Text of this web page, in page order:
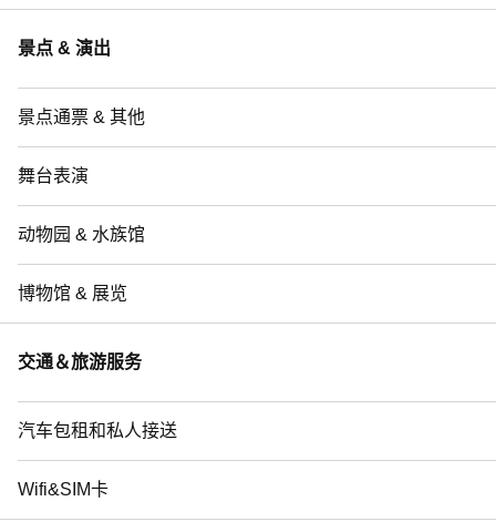
景点 & 演出
景点通票 & 其他
舞台表演
动物园 & 水族馆
博物馆 & 展览
交通＆旅游服务
汽车包租和私人接送
Wifi&SIM卡